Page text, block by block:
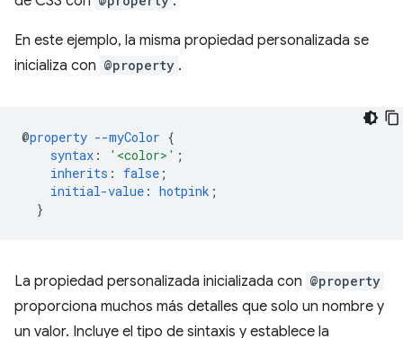
En este ejemplo, la misma propiedad personalizada se
inicializa con @property .
@property --myColor {
syntax : '<color>' ;
inherits : false ;
initial-value : hotpink ;
}
La propiedad personalizada inicializada con @property
proporciona muchos más detalles que solo un nombre y
un valor. Incluye el tipo de sintaxis y establece la